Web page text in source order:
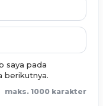
saya pada
berikutnya.
maks. 1000 karakter